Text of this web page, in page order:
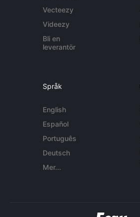
Vecteezy
Videezy
Bli en
leverantör
Språk
English
Español
Português
Deutsch
Mer...